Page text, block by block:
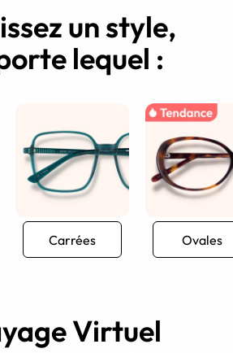
un style,
lequel :
Carrées Ovales
Virtuel